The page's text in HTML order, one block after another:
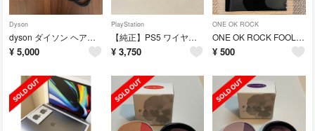
Dyson
dyson ダイソン ヘアドライヤー ジャンク品
¥ 5,000
PlayStation
【純正】PS5 ワイヤレスコントローラー ジャンク品
¥ 3,750
ONE OK ROCK
ONE OK ROCK FOOL COOL ROCK! パンフレット
¥ 500